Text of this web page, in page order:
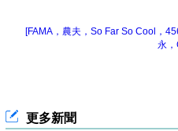
[FAMA，農夫，So Far So Cool，
永
更多新聞